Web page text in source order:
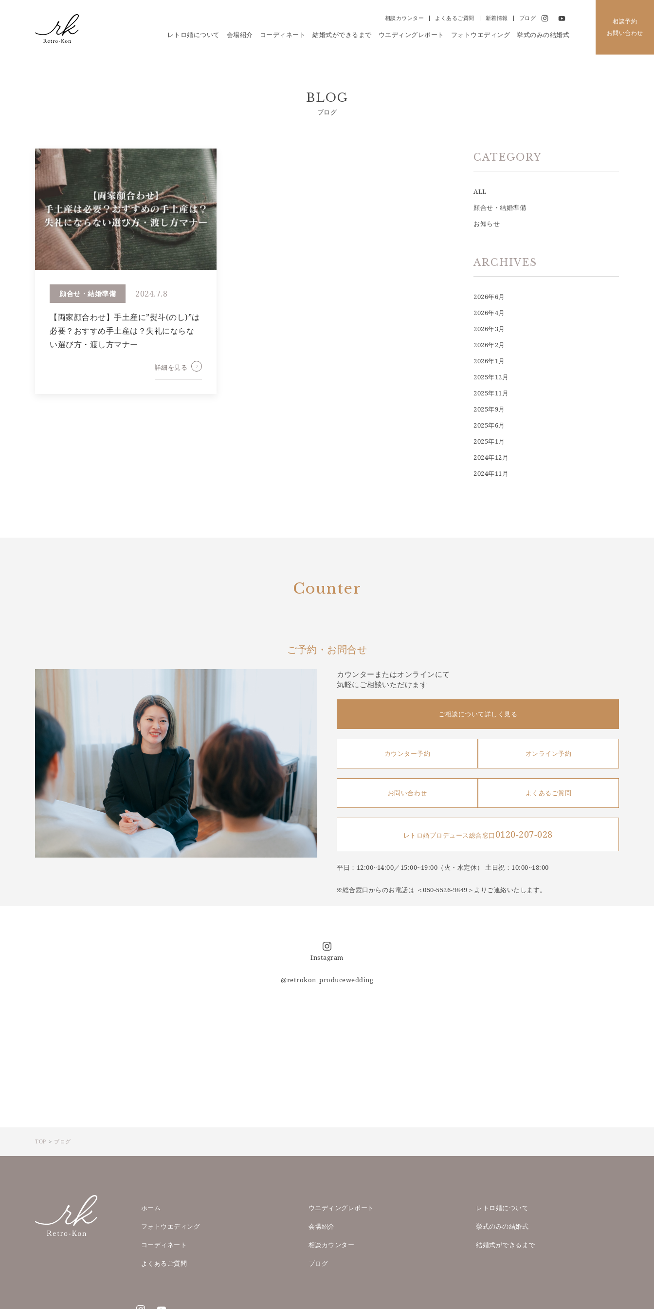
相談カウンター よくあるご質問 新着情報 ブログ
レトロ婚について 会場紹介 コーディネート 結婚式ができるまで ウエディングレポート フォトウエディング 挙式のみの結婚式
相談予約
お問い合わせ
BLOG
ブログ
顔合せ・結婚準備 2024.7.8
【両家顔合わせ】手土産に”熨斗(のし)”は
必要？おすすめ手土産は？失礼にならな
い選び方・渡し方マナー
詳細を見る
CATEGORY
ALL
顔合せ・結婚準備
お知らせ
ARCHIVES
2026年6月
2026年4月
2026年3月
2026年2月
2026年1月
2025年12月
2025年11月
2025年9月
2025年6月
2025年1月
2024年12月
2024年11月
Counter
ご予約・お問合せ
カウンターまたはオンラインにて
気軽にご相談いただけます
ご相談について詳しく見る
カウンター予約 オンライン予約
お問い合わせ よくあるご質問
レトロ婚プロデュース総合窓口0120-207-028
平日：12:00~14:00／15:00~19:00（火・水定休） 土日祝：10:00~18:00
※総合窓口からのお電話は ＜050-5526-9849＞より ご連絡いたします。
Instagram
@retrokon_producewedding
TOP ブログ
ホーム ウエディングレポート レトロ婚について
フォトウエディング 会場紹介 挙式のみの結婚式
コーディネート 相談カウンター 結婚式ができるまで
よくあるご質問 ブログ